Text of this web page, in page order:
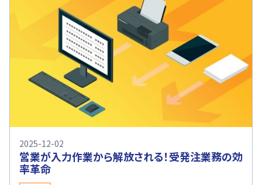
2025-12-02
営業が入力作業から解放される！受発注業務の効
率革命